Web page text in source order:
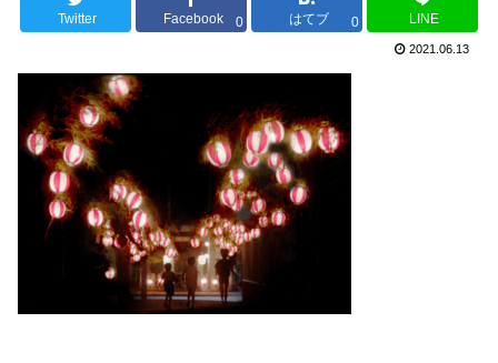
Twitter Facebook 0 はてブ 0 LINE
2021.06.13